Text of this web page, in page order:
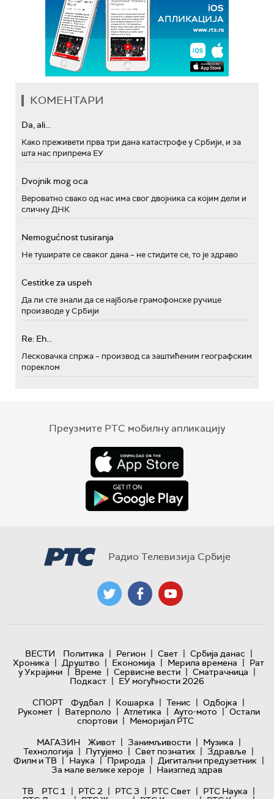
КОМЕНТАРИ
Da, ali...
Како преживети прва три дана катастрофе у Србији, и за
шта нас припрема ЕУ
Dvojnik mog oca
Вероватно свако од нас има свог двојника са којим дели и
сличну ДНК
Nemogućnost tusiranja
Не туширате се сваког дана – не стидите се, то је здраво
Cestitke za uspeh
Да ли сте знали да се најбоље грамофонске ручице
производе у Србији
Re: Eh...
Лесковачка спржа – производ са заштићеним географским
пореклом
Преузмите РТС мобилну апликацију
Радио Телевизија Србије
ВЕСТИ Политика | Регион | Свет | Србија данас |
Хроника | Друштво | Економија | Мерила времена | Рат
у Украјини | Време | Сервисне вести | Сматрачница |
Подкаст | ЕУ могућности 2026
СПОРТ
Фудбал | Кошарка | Тенис | Одбојка |
Рукомет | Ватерполо | Атлетика | Ауто-мото | Остали
спортови | Меморијал РТС
МАГАЗИН
Живот | Занимљивости | Музика |
Технологијa | Путујемо | Свет познатих | Здравље |
Филм и ТВ | Наука | Природа | Дигитални предузетник |
За мале велике хероје | Наизглед здрав
ТВ
РТС 1 | РТС 2 | РТС 3 | РТС Свет | РТС Наука |